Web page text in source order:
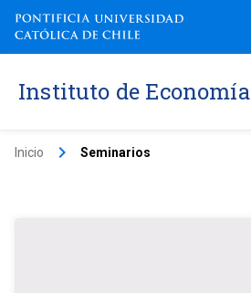
Instituto de Economía
Inicio keyboard_arrow_right Seminarios